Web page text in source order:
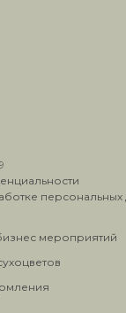
персональных
мероприятий